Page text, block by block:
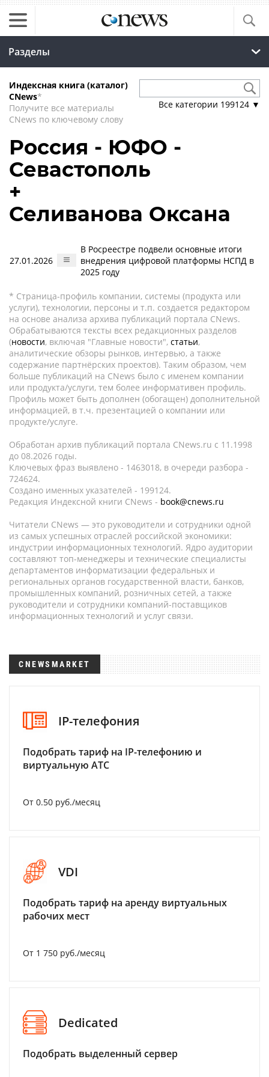
Разделы
Индексная книга (каталог)
CNews*
Получите все материалы
CNews по ключевому слову
Все категории 199124 ▼
Россия - ЮФО -
Севастополь
+
Селиванова Оксана
27.01.2026
В Росреестре подвели основные итоги
внедрения цифровой платформы НСПД в
2025 году
* Страница-профиль компании, системы (продукта или
услуги), технологии, персоны и т.п. создается редактором
на основе анализа архива публикаций портала CNews.
Обрабатываются тексты всех редакционных разделов
(новости, включая "Главные новости", статьи,
аналитические обзоры рынков, интервью, а также
содержание партнёрских проектов). Таким образом, чем
больше публикаций на CNews было с именем компании
или продукта/услуги, тем более информативен профиль.
Профиль может быть дополнен (обогащен) дополнительной
информацией, в т.ч. презентацией о компании или
продукте/услуге.
Обработан архив публикаций портала CNews.ru c 11.1998
до 08.2026 годы.
Ключевых фраз выявлено - 1463018, в очереди разбора -
724624.
Создано именных указателей - 199124.
Редакция Индексной книги CNews - book@cnews.ru
Читатели CNews — это руководители и сотрудники одной
из самых успешных отраслей российской экономики:
индустрии информационных технологий. Ядро аудитории
составляют топ-менеджеры и технические специалисты
департаментов информатизации федеральных и
региональных органов государственной власти, банков,
промышленных компаний, розничных сетей, а также
руководители и сотрудники компаний-поставщиков
информационных технологий и услуг связи.
CNEWSMARKET
IP-телефония
Подобрать тариф на IP-телефонию и
виртуальную АТС
От 0.50 руб./месяц
VDI
Подобрать тариф на аренду виртуальных
рабочих мест
От 1 750 руб./месяц
Dedicated
Подобрать выделенный сервер